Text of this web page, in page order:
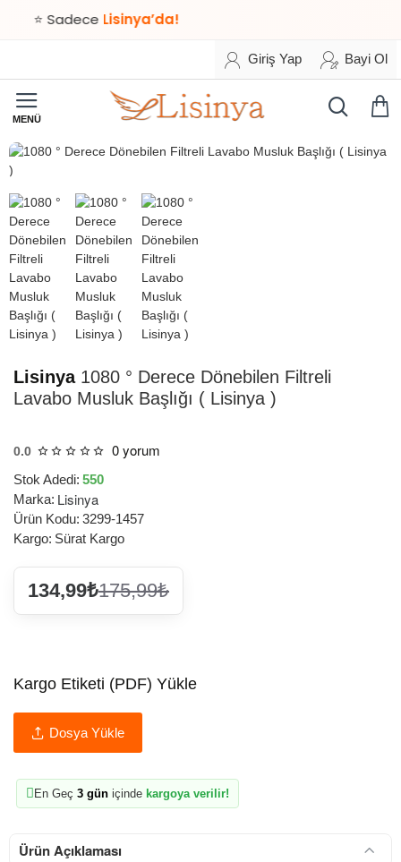
⭐ SadeceLisinya’da!
Giriş Yap Bayi Ol
TESLİMAT
Lisinya1080 ° Derece Dönebilen Filtreli
Lavabo Musluk Başlığı ( Lisinya )
0.0 0 yorum
Stok Adedi: 550
Marka: Lisinya
Ürün Kodu: 3299-1457
Kargo: Sürat Kargo
134,99₺175,99₺
Kargo Etiketi (PDF) Yükle
Dosya Yükle
En Geç 3 gün içinde kargoya verilir!
Ürün Açıklaması